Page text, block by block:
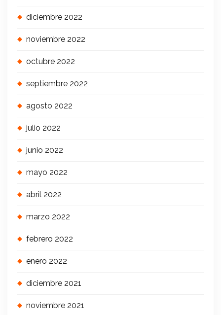
diciembre 2022
noviembre 2022
octubre 2022
septiembre 2022
agosto 2022
julio 2022
junio 2022
mayo 2022
abril 2022
marzo 2022
febrero 2022
enero 2022
diciembre 2021
noviembre 2021